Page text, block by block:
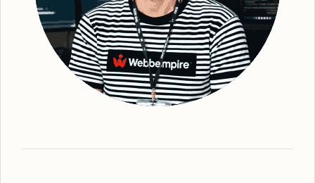
övergripande regionala synligheten. Vi ser
till att erbjuda den mest effektivaorganiska
SEO-tjänsten, oavsett vilka lösningar du
behöver. Webbempire optimerar er digitala
marknadsföring så att din verksamhet står
som ledande i SE-resultaten. Som en